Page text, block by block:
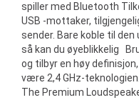
spiller med Bluetooth
USB -mottaker,
sender. Bare koble til
så kan du øyeblikkelig
og tilbyr en høy
være 2,4 GHz-teknologien.
The Premium